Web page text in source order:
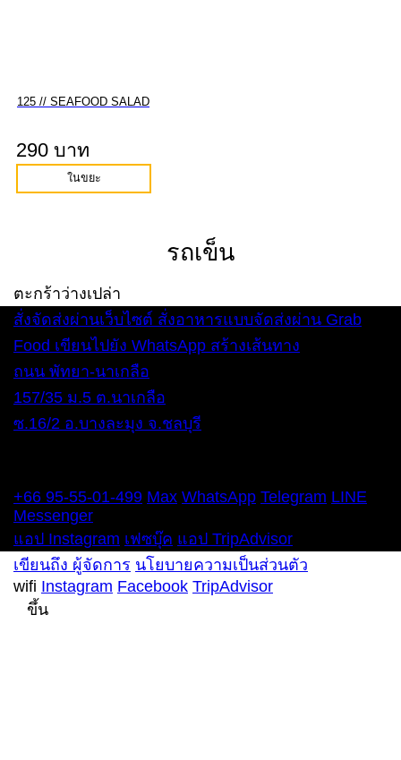
125 // SEAFOOD SALAD
290 บาท
ในขยะ
รถเข็น
ตะกร้าว่างเปล่า
สั่งจัดส่งผ่านเว็บไซต์ สั่งอาหารแบบจัดส่งผ่าน Grab
Food เขียนไปยัง WhatsApp สร้างเส้นทาง
ถนน พัทยา-นาเกลือ
157/35 ม.5 ต.นาเกลือ
ซ.16/2 อ.บางละมุง จ.ชลบุรี
+66 95-55-01-499 Max WhatsApp Telegram LINE
Messenger
แอป Instagram เฟซบุ๊ค แอป TripAdvisor
เขียนถึง ผู้จัดการ นโยบายความเป็นส่วนตัว
wifi Instagram Facebook TripAdvisor
ขึ้น